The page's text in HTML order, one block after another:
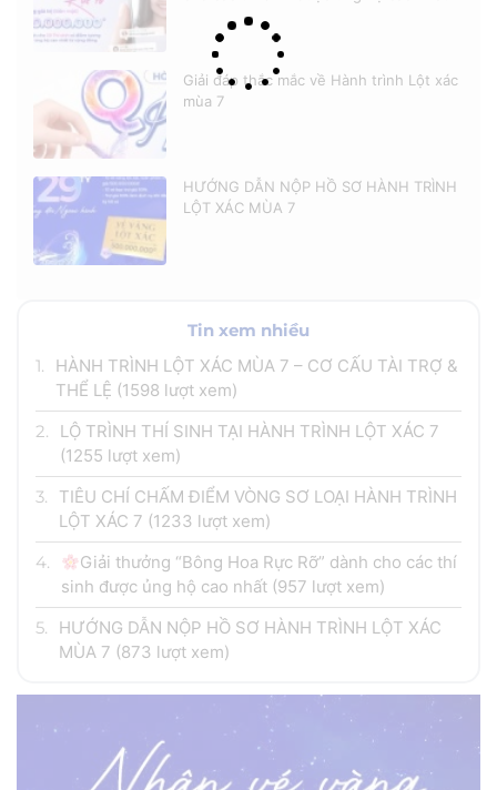
Giải đáp thắc mắc về Hành trình Lột xác
mùa 7
HƯỚNG DẪN NỘP HỒ SƠ HÀNH TRÌNH
LỘT XÁC MÙA 7
Tin xem nhiều
1.
HÀNH TRÌNH LỘT XÁC MÙA 7 – CƠ CẤU TÀI TRỢ &
THỂ LỆ (1598 lượt xem)
2.
LỘ TRÌNH THÍ SINH TẠI HÀNH TRÌNH LỘT XÁC 7
(1255 lượt xem)
3.
TIÊU CHÍ CHẤM ĐIỂM VÒNG SƠ LOẠI HÀNH TRÌNH
LỘT XÁC 7 (1233 lượt xem)
4.
Giải thưởng “Bông Hoa Rực Rỡ” dành cho các thí
sinh được ủng hộ cao nhất (957 lượt xem)
5.
HƯỚNG DẪN NỘP HỒ SƠ HÀNH TRÌNH LỘT XÁC
MÙA 7 (873 lượt xem)